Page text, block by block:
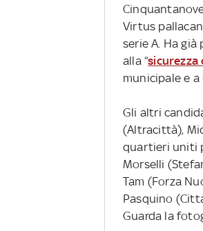
Virtus
serie A. Ha
alla “sicurezza
municipale e
Gli altri
(Altracittà),
quartieri uniti
Morselli
Tam (Forza
Pasquino
Guarda la